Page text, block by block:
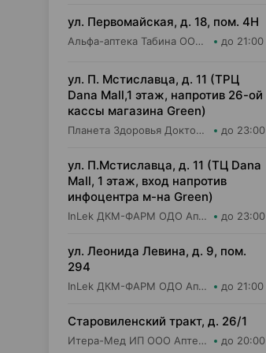
ул. Первомайская, д. 18, пом. 4Н
Альфа-аптека Табина ООО Аптека №24 до 21:00
ул. П. Мстиславца, д. 11 (ТРЦ
Dana Mall,1 этаж, напротив 26-ой
кассы магазина Green)
Планета Здоровья Доктор Таир ООО Аптека №26 до 23:00
ул. П.Мстиславца, д. 11 (ТЦ Dana
Mall, 1 этаж, вход напротив
инфоцентра м-на Green)
InLek ДКМ-ФАРМ ОДО Аптека №38 до 23:00
ул. Леонида Левина, д. 9, пом.
294
InLek ДКМ-ФАРМ ОДО Аптека №6 до 21:00
Старовиленский тракт, д. 26/1
Итера-Мед ИП ООО Аптека №3 до 20:00